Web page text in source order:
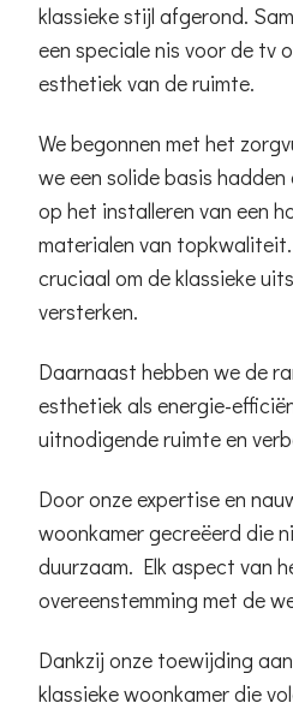
klassieke stijl afgerond.
een speciale nis voor de tv
esthetiek van de ruimte.
We begonnen met het
we een solide basis
op het installeren van een
materialen van
cruciaal om de klassieke
versterken.
Daarnaast hebben we de
esthetiek als energie-
uitnodigende ruimte en
Door onze expertise en
woonkamer gecreëerd die
duurzaam. Elk aspect van
overeenstemming met de
Dankzij onze toewijding
klassieke woonkamer die